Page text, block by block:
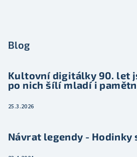
Blog
Kultovní digitálky 90. let
po nich šílí mladí i
25.3.2026
Návrat legendy - Hodinky